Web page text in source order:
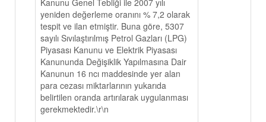
Kanunu Genel Tebliği ile 2007 yılı
yeniden değerleme oranını % 7,2 olarak
tespit ve ilan etmiştir. Buna göre, 5307
sayılı Sıvılaştırılmış Petrol Gazları (LPG)
Piyasası Kanunu ve Elektrik Piyasası
Kanununda Değişiklik Yapılmasına Dair
Kanunun 16 ncı maddesinde yer alan
para cezası miktarlarının yukarıda
belirtilen oranda artırılarak uygulanması
gerekmektedir.\r\n